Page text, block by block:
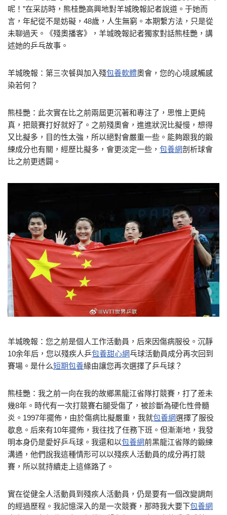
呢！”在采訪時，熊桂艷高興地對羊城晚報記者說道。于她而
言，年紀從不是妨礙，48歲，人生無窮。本期繫方法，只是從
未聊過天。《殘奧播客》，羊城晚報記者獨家對話熊桂艷，講
述她的乒乓故事。
羊城晚報：第三次餐與加入殘包養軟體奧會，您的心境感觸感
染若何？
熊桂艷：此次實在比之前兩屆更沉著和專注了，思惟上更純
真，把競賽打好就好了。之前殘奧會，進進狀況比擬慢，想得
又比擬多，目的性太強，所以絕對會嚴重一些。能夠跟我的鍛
練成分也有關，經歷比擬多，會更淡定一些， 包養網剖析球會
比之前更透闢。
羊城晚報：您之前是個人工作活動員，后來因傷病服役。沉靜
10余年后，您以殘疾人乒包養甜心網乓球活動員成分再次回到
賽場。是什么短期包養緣由讓您再次選擇了乒乓球？
熊桂艷：我之前一向在我的故鄉黑龍江省隊打競賽，打了差未
幾8年。時代有一次打競賽右腿受傷了，被診斷為硬化性骨髓
炎。1997年擺佈，由於傷病比擬嚴重，我就包養網選擇了服役
歇息。后來有10年擺佈，我往找了任務下班。但漸漸地，我發
明本身仍是愛好乒乓球。我還和以包養網前黑龍江省隊的鍛練
溝通，他們說我這種情形可以以殘疾人活動員的成分再打競
賽，所以就持續走上這條路了。
實在從健全人活動員到殘疾人活動員，仍是要有一個改變調劑
的經過歷程。我記憶深入的是一次競賽，那時我大要下包養網